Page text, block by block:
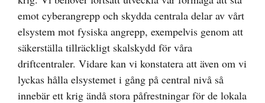
emot cyberangrepp och skydda centrala delar av vårt
elsystem mot fysiska angrepp, exempelvis genom att
säkerställa tillräckligt skalskydd för våra
driftcentraler. Vidare kan vi konstatera att även om vi
lyckas hålla elsystemet i gång på central nivå så
innebär ett krig ändå stora påfrestningar för de lokala